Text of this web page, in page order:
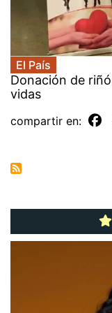
El País
Donación de
vidas
compartir en: